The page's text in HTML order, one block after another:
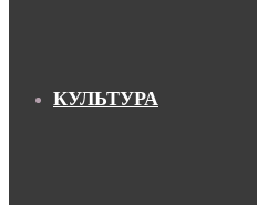
КУЛЬТУРА